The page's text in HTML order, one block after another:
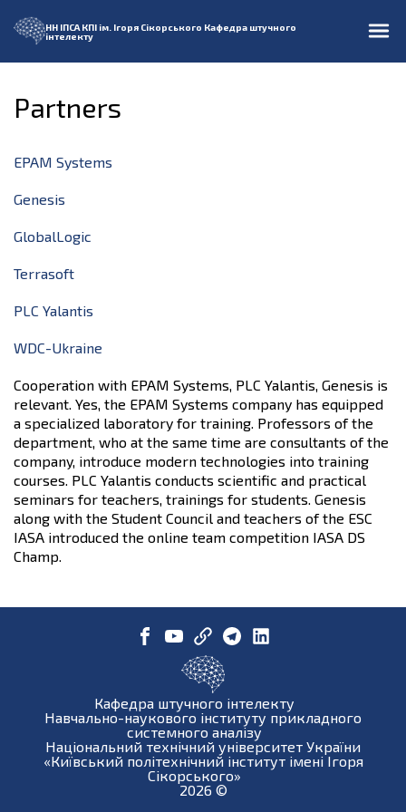
НН ІПСА КПІ ім. Ігоря Сікорського Кафедра штучного
інтелекту
Partners
EPAM Systems
Genesis
GlobalLogic
Terrasoft
PLC Yalantis
WDC-Ukraine
Cooperation with EPAM Systems, PLC Yalantis, Genesis is
relevant. Yes, the EPAM Systems company has equipped
a specialized laboratory for training. Professors of the
department, who at the same time are consultants of the
company, introduce modern technologies into training
courses. PLC Yalantis conducts scientific and practical
seminars for teachers, trainings for students. Genesis
along with the Student Council and teachers of the ESC
IASA introduced the online team competition IASA DS
Champ.
Кафедра штучного інтелекту
Навчально-наукового інституту прикладного
системного аналізу
Національний технічний університет України
«Київський політехнічний інститут імені Ігоря
Сікорського»
2026 ©